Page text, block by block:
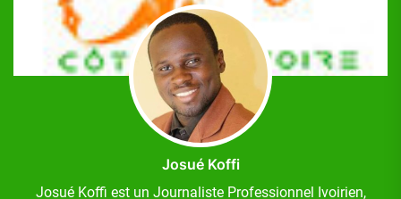
Josué Koffi
Josué Koffi est un Journaliste Professionnel Ivoirien,